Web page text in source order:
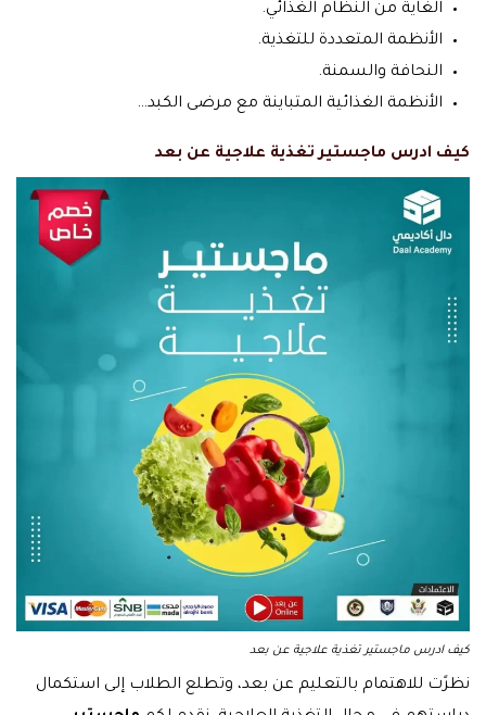
الغاية من النظام الغذائي.
الأنظمة المتعددة للتغذية.
النحافة والسمنة.
الأنظمة الغذائية المتباينة مع مرضى الكبد…
كيف ادرس ماجستير تغذية علاجية عن بعد
كيف ادرس ماجستير تغذية علاجية عن بعد
نظرًت للاهتمام بالتعليم عن بعد، وتطلع الطلاب إلى استكمال